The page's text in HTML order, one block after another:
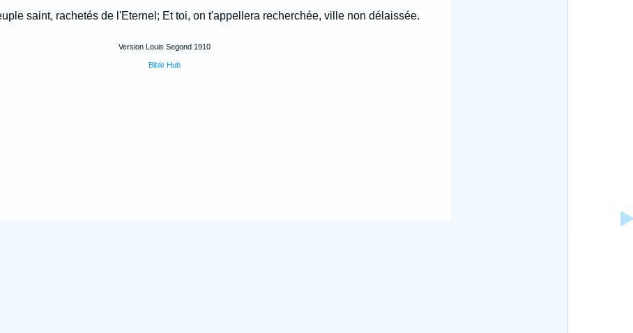
saint, rachetés de l'Eternel; Et toi, on t'appellera recherchée, ville non délaissée.
Version Louis Segond 1910
Bible Hub